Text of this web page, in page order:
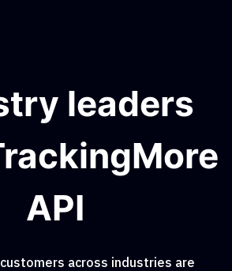
leaders
API
across industries are